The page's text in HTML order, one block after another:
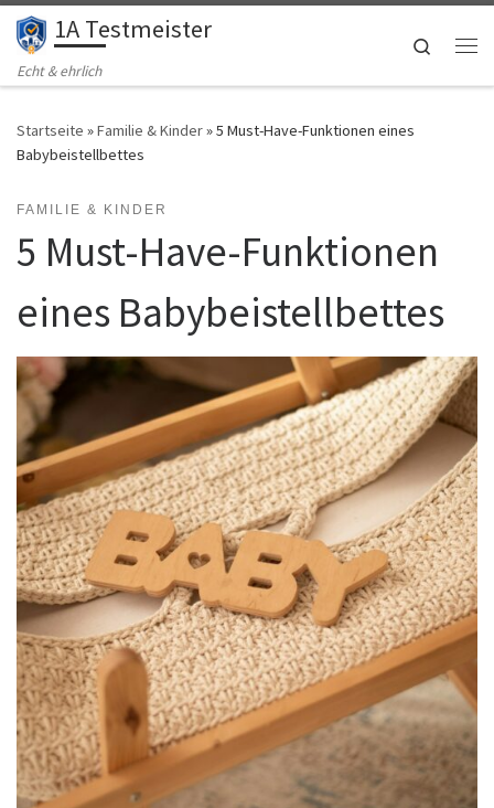
Zum Inhalt springen
1A Testmeister
Echt & ehrlich
Search
Startseite »Familie & Kinder»5 Must-Have-Funktionen eines
Babybeistellbettes
FAMILIE & KINDER
5 Must-Have-Funktionen
eines Babybeistellbettes